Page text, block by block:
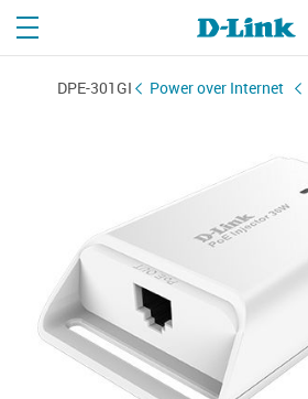
Power over Internet
DPE-301GI